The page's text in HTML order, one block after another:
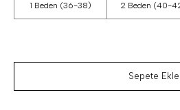
1 Beden (36-38) 2 Beden (40-
Sepete Ekle